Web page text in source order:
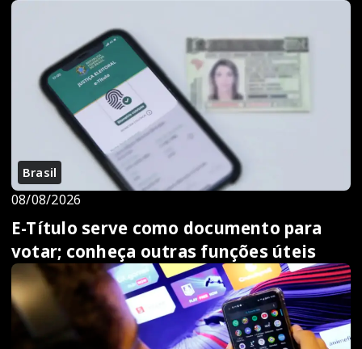
Brasil
08/08/2026
E-Título serve como documento para
votar; conheça outras funções úteis